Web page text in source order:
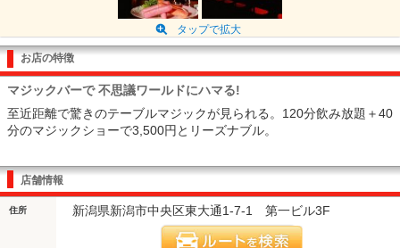
タップで拡大
お店の特徴
マジックバーで 不思議ワールドにハマる!
至近距離で驚きのテーブルマジックが見られる。120分飲み放題＋40
分のマジックショーで3,500円とリーズナブル。
店舗情報
住所 新潟県新潟市中央区東大通1-7-1 第一ビル3F